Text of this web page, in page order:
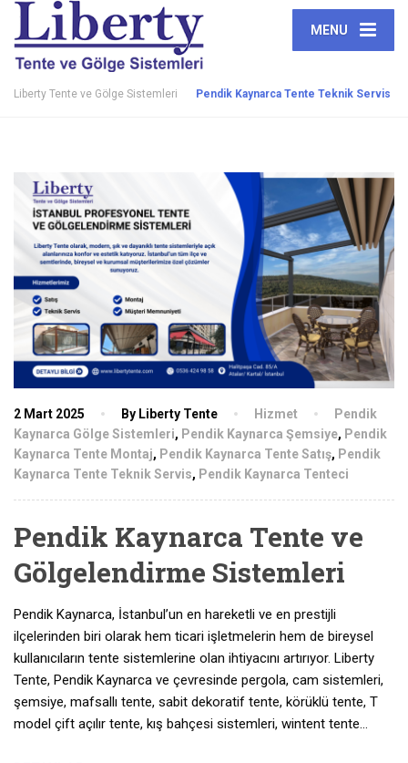
MENU
Liberty Tente ve Gölge Sistemleri Pendik Kaynarca Tente Teknik Servis
2 Mart 2025 By Liberty Tente Hizmet
Pendik
Kaynarca Gölge Sistemleri, Pendik Kaynarca Şemsiye, Pendik
Kaynarca Tente Montaj, Pendik Kaynarca Tente Satış, Pendik
Kaynarca Tente Teknik Servis, Pendik Kaynarca Tenteci
Pendik Kaynarca Tente ve
Gölgelendirme Sistemleri
Pendik Kaynarca, İstanbul’un en hareketli ve en prestijli
ilçelerinden biri olarak hem ticari işletmelerin hem de bireysel
kullanıcıların tente sistemlerine olan ihtiyacını artırıyor. Liberty
Tente, Pendik Kaynarca ve çevresinde pergola, cam sistemleri,
şemsiye, mafsallı tente, sabit dekoratif tente, körüklü tente, T
model çift açılır tente, kış bahçesi sistemleri, wintent tente…